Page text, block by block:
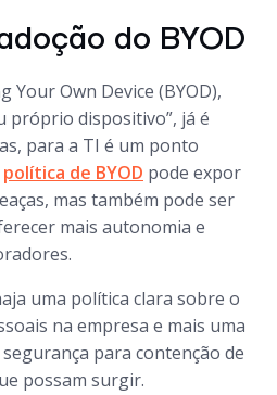
do BYOD
Your Own Device (BYOD),
próprio dispositivo”, já é
para a TI é um ponto
política de BYOD pode expor
mas também pode ser
mais autonomia e
uma política clara sobre o
na empresa e mais uma
para contenção de
possam surgir.